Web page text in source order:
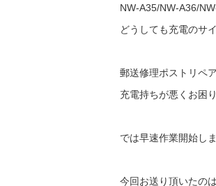
NW-A35/NW-A36/
どうしても充電のサ
郵送修理ポストリペ
充電持ちが悪くお困
では早速作業開始しま
今回お送り頂いたの